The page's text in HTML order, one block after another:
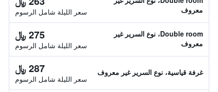
معروف
سعر الليلة شامل الرسوم
Double room، نوع السرير غير
معروف
275 ﷼
سعر الليلة شامل الرسوم
غرفة قياسية، نوع السرير غير معروف 287 ﷼
سعر الليلة شامل الرسوم